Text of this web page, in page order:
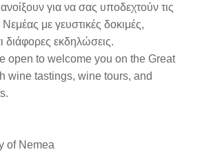
για να σας υποδεχτούν τις
με γευστικές δοκιμές,
διάφορες εκδηλώσεις.
open to welcome you on the Great
wine tastings, wine tours, and
of Nemea